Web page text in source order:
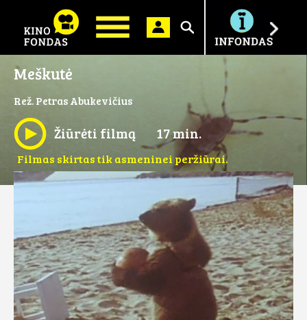
Ieškoti
Meškutė
Rež. Petras Abukevičius
Žiūrėti filmą 17 min.
Filmas skirtas tik asmeninei peržiūrai.